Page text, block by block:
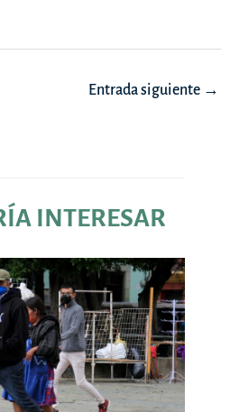
Entrada siguiente →
INTERESAR